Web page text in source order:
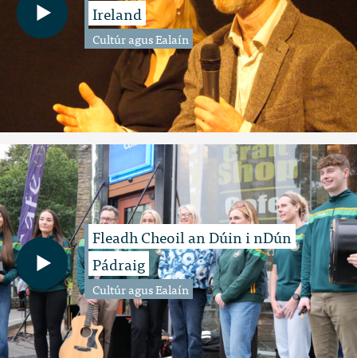
Ireland
Cultúr agus Ealaín
Fleadh Cheoil an Dúin i nDún
Pádraig
Cultúr agus Ealaín